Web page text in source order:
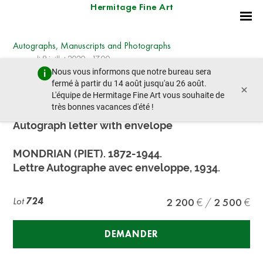
Hermitage Fine Art
Nous vous informons que notre bureau sera
fermé à partir du 14 août jusqu'au 26 août.
L'équipe de Hermitage Fine Art vous souhaite de
très bonnes vacances d'été !
×
Autographs, Manuscripts and Photographs
mercredi 8 juillet 2020 - 17:00
lot précédent lot suivant
MONDRIAN (PIET). 1872-1944.
Autograph letter with envelope
MONDRIAN (PIET). 1872-1944.
Lettre Autographe avec enveloppe, 1934.
Lot724 2 200 2 500
DEMANDER